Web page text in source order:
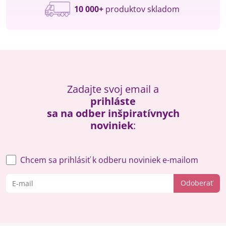
10 000+produktov skladom
Zadajte svoj email a
prihláste
sa na odber inšpiratívnych
noviniek:
Odoberať
Chcem sa prihlásiť k odberu noviniek e-mailom